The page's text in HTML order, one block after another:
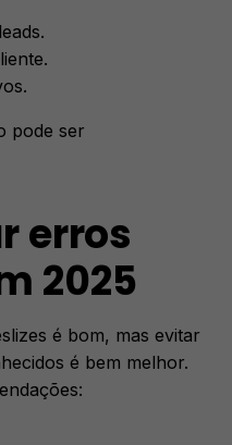
pode ser
erros
2025
é bom, mas evitar
é bem melhor.